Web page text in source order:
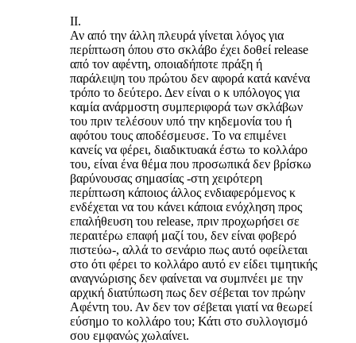
ΙΙ.
Αν από την άλλη πλευρά γίνεται λόγος για
περίπτωση όπου στο σκλάβο έχει δοθεί release
από τον αφέντη, οποιαδήποτε πράξη ή
παράλειψη του πρώτου δεν αφορά κατά κανένα
τρόπο το δεύτερο. Δεν είναι ο κ υπόλογος για
καμία ανάρμοστη συμπεριφορά των σκλάβων
του πριν τελέσουν υπό την κηδεμονία του ή
αφότου τους αποδέσμευσε. Το να επιμένει
κανείς να φέρει, διαδικτυακά έστω το κολλάρο
του, είναι ένα θέμα που προσωπικά δεν βρίσκω
βαρύνουσας σημασίας -στη χειρότερη
περίπτωση κάποιος άλλος ενδιαφερόμενος κ
ενδέχεται να του κάνει κάποια ενόχληση προς
επαλήθευση του release, πριν προχωρήσει σε
περαιτέρω επαφή μαζί του, δεν είναι φοβερό
πιστεύω-, αλλά το σενάριο πως αυτό οφείλεται
στο ότι φέρει το κολλάρο αυτό εν είδει τιμητικής
αναγνώρισης δεν φαίνεται να συμπνέει με την
αρχική διατύπωση πως δεν σέβεται τον πρώην
Αφέντη του. Αν δεν τον σέβεται γιατί να θεωρεί
εύσημο το κολλάρο του; Κάτι στο συλλογισμό
σου εμφανώς χωλαίνει.